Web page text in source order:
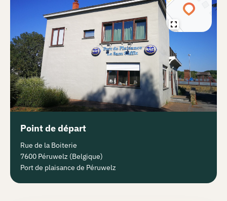
Point de départ
Rue de la Boiterie
7600 Péruwelz (Belgique)
Port de plaisance de Péruwelz